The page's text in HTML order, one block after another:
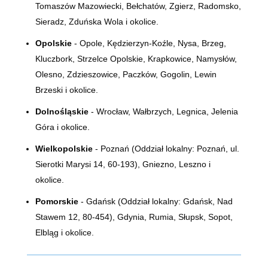
Tomaszów Mazowiecki, Bełchatów, Zgierz, Radomsko,
Sieradz, Zduńska Wola i okolice.
Opolskie- Opole, Kędzierzyn-Koźle, Nysa, Brzeg,
Kluczbork, Strzelce Opolskie, Krapkowice, Namysłów,
Olesno, Zdzieszowice, Paczków, Gogolin, Lewin
Brzeski i okolice.
Dolnośląskie- Wrocław, Wałbrzych, Legnica, Jelenia
Góra i okolice.
Wielkopolskie- Poznań (Oddział lokalny: Poznań, ul.
Sierotki Marysi 14, 60-193) , Gniezno, Leszno i
okolice.
Pomorskie- Gdańsk (Oddział lokalny: Gdańsk, Nad
Stawem 12, 80-454), Gdynia, Rumia, Słupsk, Sopot,
Elbląg i okolice.